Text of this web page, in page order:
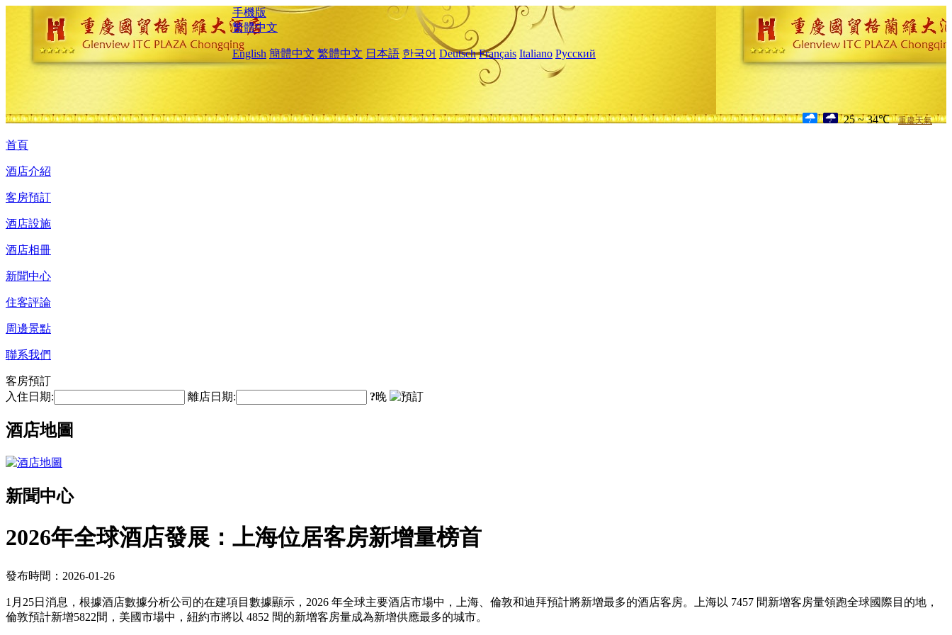
手機版
繁體中文
English 簡體中文 繁體中文 日本語 한국어 Deutsch Français Italiano Русский
25 ~ 34℃ 重慶天氣
首頁
酒店介紹
客房預訂
酒店設施
酒店相冊
新聞中心
住客評論
周邊景點
聯系我們
客房預訂
入住日期:
離店日期: ?晚
酒店地圖
新聞中心
2026年全球酒店發展：上海位居客房新增量榜首
發布時間：2026-01-26
1月25日消息，根據酒店數據分析公司的在建項目數據顯示，2026 年全球主要酒店市場中，上海、倫敦和迪拜預計將新增最多的酒店客房。上海以 7457 間新增客房量領跑全球國際目的地，
倫敦預計新增5822間，美國市場中，紐約市將以 4852 間的新增客房量成為新增供應最多的城市。